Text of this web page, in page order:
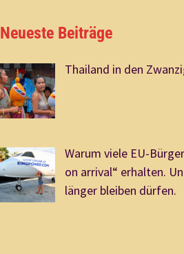
Neueste Beiträge
Thailand in den
Warum viele EU-
on arrival“ erhalten.
länger bleiben dürfen.